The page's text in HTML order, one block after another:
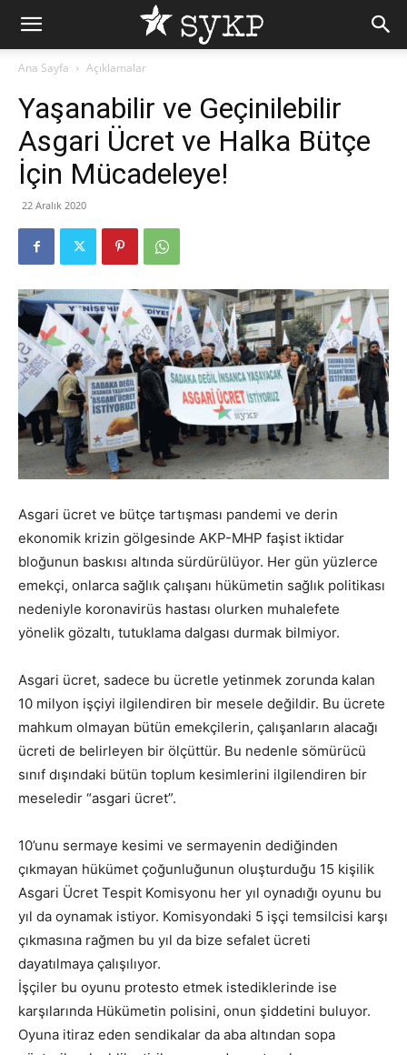
Ana Sayfa Açıklamalar
Yaşanabilir ve Geçinilebilir
Asgari Ücret ve Halka Bütçe
İçin Mücadeleye!
22 Aralık 2020
Asgari ücret ve bütçe tartışması pandemi ve derin
ekonomik krizin gölgesinde AKP-MHP faşist iktidar
bloğunun baskısı altında sürdürülüyor. Her gün yüzlerce
emekçi, onlarca sağlık çalışanı hükümetin sağlık politikası
nedeniyle koronavirüs hastası olurken muhalefete
yönelik gözaltı, tutuklama dalgası durmak bilmiyor.
Asgari ücret, sadece bu ücretle yetinmek zorunda kalan
10 milyon işçiyi ilgilendiren bir mesele değildir. Bu ücrete
mahkum olmayan bütün emekçilerin, çalışanların alacağı
ücreti de belirleyen bir ölçüttür. Bu nedenle sömürücü
sınıf dışındaki bütün toplum kesimlerini ilgilendiren bir
meseledir “asgari ücret”.
10’unu sermaye kesimi ve sermayenin dediğinden
çıkmayan hükümet çoğunluğunun oluşturduğu 15 kişilik
Asgari Ücret Tespit Komisyonu her yıl oynadığı oyunu bu
yıl da oynamak istiyor. Komisyondaki 5 işçi temsilcisi karşı
çıkmasına rağmen bu yıl da bize sefalet ücreti
dayatılmaya çalışılıyor.
İşçiler bu oyunu protesto etmek istediklerinde ise
karşılarında Hükümetin polisini, onun şiddetini buluyor.
Oyuna itiraz eden sendikalar da aba altından sopa